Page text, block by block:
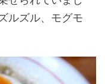
ルズル、モグモ